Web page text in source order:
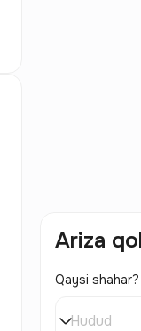
Ariza
Qaysi shahar?
Hudud